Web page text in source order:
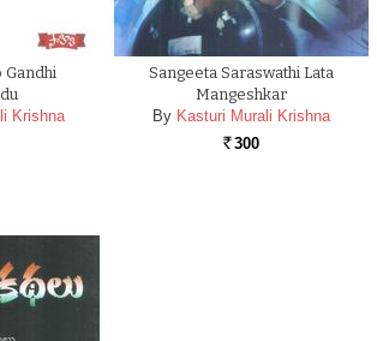
Gandhi
Krishna
Sangeeta Saraswathi Lata
Mangeshkar
By Kasturi Murali Krishna
Rs. 300